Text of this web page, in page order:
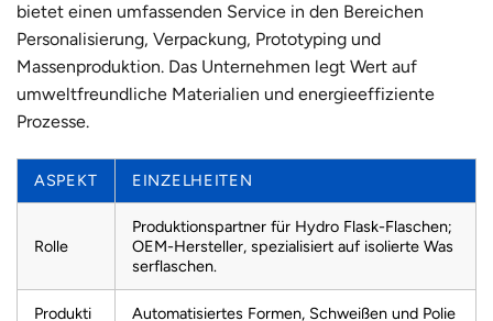
bietet einen umfassenden Service in den Bereichen
Personalisierung, Verpackung, Prototyping und
Massenproduktion. Das Unternehmen legt Wert auf
umweltfreundliche Materialien und energieeffiziente
Prozesse.
ASPEKT EINZELHEITEN
Rolle
Produktionspartner für Hydro Flask-Flaschen;
OEM-Hersteller, spezialisiert auf isolierte Was
serflaschen.
Produkti
Automatisiertes Formen, Schweißen und Polie